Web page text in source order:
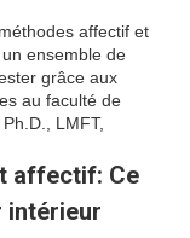
affectif et
ensemble de
grâce aux
au faculté de
LMFT,
affectif: Ce
intérieur